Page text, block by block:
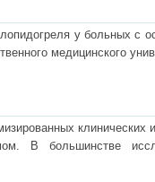
у больных с
медицинского
клинических
В большинстве